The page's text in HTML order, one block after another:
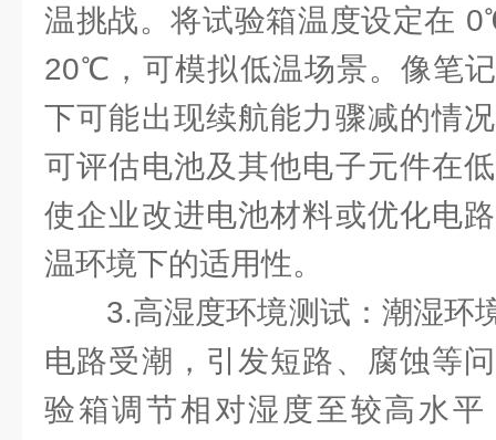
温挑战。将试验箱温度设定在
20℃，可模拟低温场景。像笔
下可能出现续航能力骤减的情
可评估电池及其他电子元件在
使企业改进电池材料或优化电
温环境下的适用性。
3.高湿度环境测试：潮湿环
电路受潮，引发短路、腐蚀等
验箱调节相对湿度至较高水平